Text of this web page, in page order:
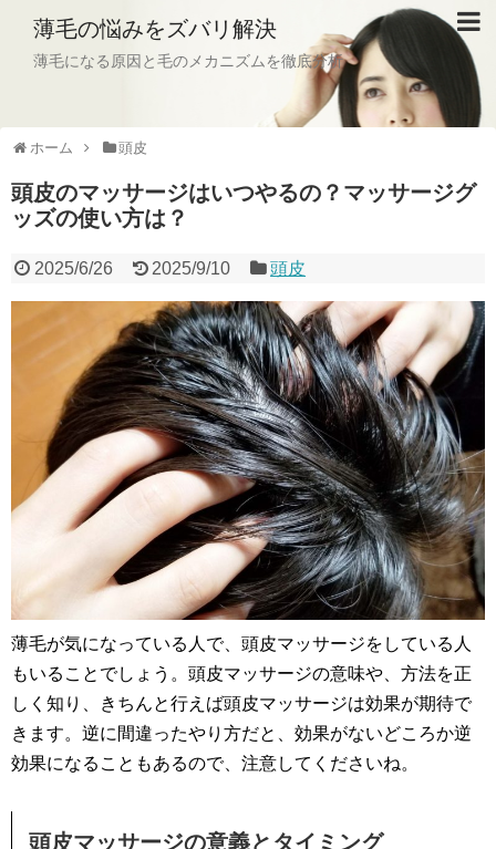
薄毛の悩みをズバリ解決
薄毛になる原因と毛のメカニズムを徹底分析
ホーム 頭皮
頭皮のマッサージはいつやるの？マッサージグ
ッズの使い方は？
2025/6/26 2025/9/10 頭皮
薄毛が気になっている人で、頭皮マッサージをしている人
もいることでしょう。頭皮マッサージの意味や、方法を正
しく知り、きちんと行えば頭皮マッサージは効果が期待で
きます。逆に間違ったやり方だと、効果がないどころか逆
効果になることもあるので、注意してくださいね。
頭皮マッサージの意義とタイミング